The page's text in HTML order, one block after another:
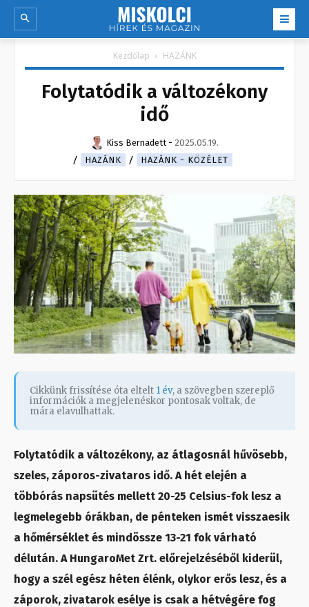
Kezdőlap HAZÁNK
Folytatódik a változékony
idő
Kiss Bernadett - 2025.05.19.
HAZÁNK
HAZÁNK - KÖZÉLET
Cikkünk frissítése óta eltelt 1 év, a szövegben szereplő
információk a megjelenéskor pontosak voltak, de
mára elavulhattak.
Folytatódik a változékony, az átlagosnál hűvösebb,
szeles, záporos-zivataros idő. A hét elején a
többórás napsütés mellett 20-25 Celsius-fok lesz a
legmelegebb órákban, de pénteken ismét visszaesik
a hőmérséklet és mindössze 13-21 fok várható
délután. A HungaroMet Zrt. előrejelzéséből kiderül,
hogy a szél egész héten élénk, olykor erős lesz, és a
záporok, zivatarok esélye is csak a hétvégére fog